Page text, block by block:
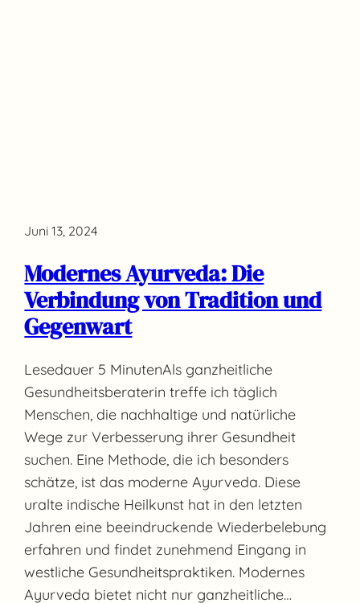
Juni 13, 2024
Modernes Ayurveda: Die
Verbindung von Tradition und
Gegenwart
Lesedauer 5 MinutenAls ganzheitliche
Gesundheitsberaterin treffe ich täglich
Menschen, die nachhaltige und natürliche
Wege zur Verbesserung ihrer Gesundheit
suchen. Eine Methode, die ich besonders
schätze, ist das moderne Ayurveda. Diese
uralte indische Heilkunst hat in den letzten
Jahren eine beeindruckende Wiederbelebung
erfahren und findet zunehmend Eingang in
westliche Gesundheitspraktiken. Modernes
Ayurveda bietet nicht nur ganzheitliche…